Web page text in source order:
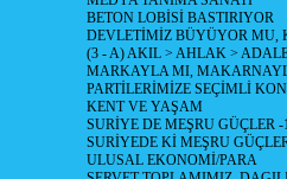
BETON LOBİSİ BASTIRIYOR
DEVLETİMİZ BÜYÜYOR MU,
(3 - A) AKIL > AHLAK >
MARKAYLA MI,
PARTİLERİMİZE SEÇİMLİ
KENT VE YAŞAM
SURİYE DE MEŞRU GÜÇLER -
SURİYEDE Kİ MEŞRU
ULUSAL EKONOMİ/PARA